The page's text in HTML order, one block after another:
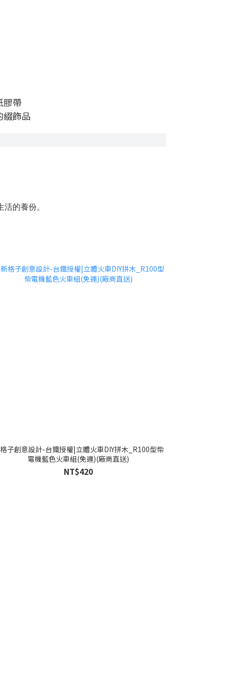
膠帶
綴飾品
的養份。
子創意設計-台鐵授權|立體火車DIY拼木_R100型柴
電機藍色火車組(免運)(廠商直送)
NT$420